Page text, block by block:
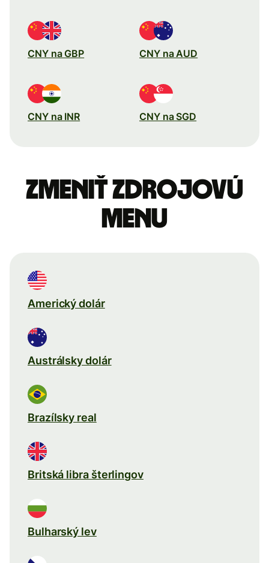
CNY na GBP CNY na AUD
CNY na INR CNY na SGD
Zmeniť zdrojovú
menu
Americký dolár
Austrálsky dolár
Brazílsky real
Britská libra šterlingov
Bulharský lev